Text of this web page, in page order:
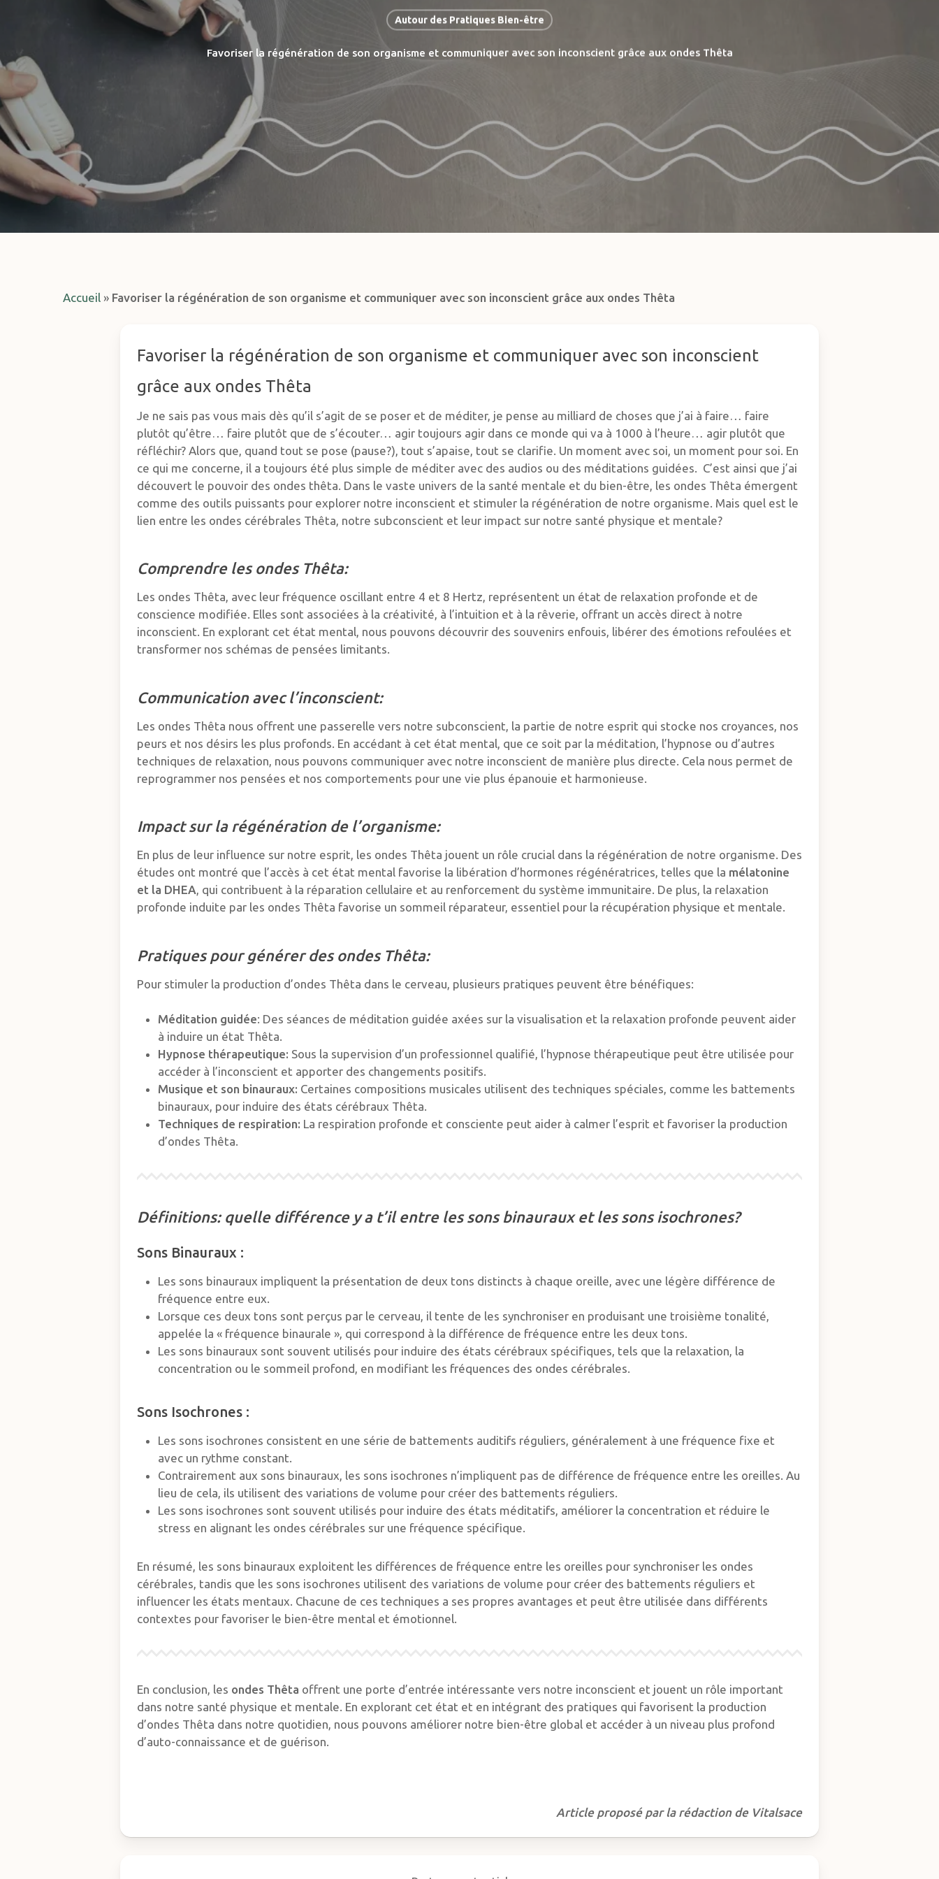
Autour des Pratiques Bien-être
Favoriser la régénération de son organisme et communiquer avec son inconscient grâce aux ondes Thêta
Accueil » Favoriser la régénération de son organisme et communiquer avec son inconscient grâce aux ondes Thêta
Favoriser la régénération de son organisme et communiquer avec son inconscient
grâce aux ondes Thêta
Je ne sais pas vous mais dès qu’il s’agit de se poser et de méditer, je pense au milliard de choses que j’ai à faire… faire
plutôt qu’être… faire plutôt que de s’écouter… agir toujours agir dans ce monde qui va à 1000 à l’heure… agir plutôt que
réfléchir? Alors que, quand tout se pose (pause?), tout s’apaise, tout se clarifie. Un moment avec soi, un moment pour soi. En
ce qui me concerne, il a toujours été plus simple de méditer avec des audios ou des méditations guidées. C’est ainsi que j’ai
découvert le pouvoir des ondes thêta. Dans le vaste univers de la santé mentale et du bien-être, les ondes Thêta émergent
comme des outils puissants pour explorer notre inconscient et stimuler la régénération de notre organisme. Mais quel est le
lien entre les ondes cérébrales Thêta, notre subconscient et leur impact sur notre santé physique et mentale?
Comprendre les ondes Thêta:
Les ondes Thêta, avec leur fréquence oscillant entre 4 et 8 Hertz, représentent un état de relaxation profonde et de
conscience modifiée. Elles sont associées à la créativité, à l’intuition et à la rêverie, offrant un accès direct à notre
inconscient. En explorant cet état mental, nous pouvons découvrir des souvenirs enfouis, libérer des émotions refoulées et
transformer nos schémas de pensées limitants.
Communication avec l’inconscient:
Les ondes Thêta nous offrent une passerelle vers notre subconscient, la partie de notre esprit qui stocke nos croyances, nos
peurs et nos désirs les plus profonds. En accédant à cet état mental, que ce soit par la méditation, l’hypnose ou d’autres
techniques de relaxation, nous pouvons communiquer avec notre inconscient de manière plus directe. Cela nous permet de
reprogrammer nos pensées et nos comportements pour une vie plus épanouie et harmonieuse.
Impact sur la régénération de l’organisme:
En plus de leur influence sur notre esprit, les ondes Thêta jouent un rôle crucial dans la régénération de notre organisme. Des
études ont montré que l’accès à cet état mental favorise la libération d’hormones régénératrices, telles que la mélatonine
et la DHEA, qui contribuent à la réparation cellulaire et au renforcement du système immunitaire. De plus, la relaxation
profonde induite par les ondes Thêta favorise un sommeil réparateur, essentiel pour la récupération physique et mentale.
Pratiques pour générer des ondes Thêta:
Pour stimuler la production d’ondes Thêta dans le cerveau, plusieurs pratiques peuvent être bénéfiques:
Méditation guidée: Des séances de méditation guidée axées sur la visualisation et la relaxation profonde peuvent aider
à induire un état Thêta.
Hypnose thérapeutique: Sous la supervision d’un professionnel qualifié, l’hypnose thérapeutique peut être utilisée pour
accéder à l’inconscient et apporter des changements positifs.
Musique et son binauraux: Certaines compositions musicales utilisent des techniques spéciales, comme les battements
binauraux, pour induire des états cérébraux Thêta.
Techniques de respiration: La respiration profonde et consciente peut aider à calmer l’esprit et favoriser la production
d’ondes Thêta.
Définitions: quelle différence y a t’il entre les sons binauraux et les sons isochrones?
Sons Binauraux :
Les sons binauraux impliquent la présentation de deux tons distincts à chaque oreille, avec une légère différence de
fréquence entre eux.
Lorsque ces deux tons sont perçus par le cerveau, il tente de les synchroniser en produisant une troisième tonalité,
appelée la « fréquence binaurale », qui correspond à la différence de fréquence entre les deux tons.
Les sons binauraux sont souvent utilisés pour induire des états cérébraux spécifiques, tels que la relaxation, la
concentration ou le sommeil profond, en modifiant les fréquences des ondes cérébrales.
Sons Isochrones :
Les sons isochrones consistent en une série de battements auditifs réguliers, généralement à une fréquence fixe et
avec un rythme constant.
Contrairement aux sons binauraux, les sons isochrones n’impliquent pas de différence de fréquence entre les oreilles. Au
lieu de cela, ils utilisent des variations de volume pour créer des battements réguliers.
Les sons isochrones sont souvent utilisés pour induire des états méditatifs, améliorer la concentration et réduire le
stress en alignant les ondes cérébrales sur une fréquence spécifique.
En résumé, les sons binauraux exploitent les différences de fréquence entre les oreilles pour synchroniser les ondes
cérébrales, tandis que les sons isochrones utilisent des variations de volume pour créer des battements réguliers et
influencer les états mentaux. Chacune de ces techniques a ses propres avantages et peut être utilisée dans différents
contextes pour favoriser le bien-être mental et émotionnel.
En conclusion, les ondes Thêta offrent une porte d’entrée intéressante vers notre inconscient et jouent un rôle important
dans notre santé physique et mentale. En explorant cet état et en intégrant des pratiques qui favorisent la production
d’ondes Thêta dans notre quotidien, nous pouvons améliorer notre bien-être global et accéder à un niveau plus profond
d’auto-connaissance et de guérison.
Article proposé par la rédaction de Vitalsace